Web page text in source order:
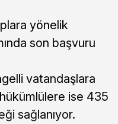
yönelik
son başvuru
vatandaşlara
ise 435
sağlanıyor.